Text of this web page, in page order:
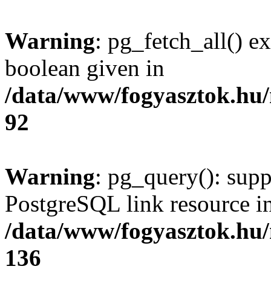
Warning: pg_fetch_all()
boolean given in
/data/www/
92
Warning: pg_query():
PostgreSQL link resource
/data/www/
136